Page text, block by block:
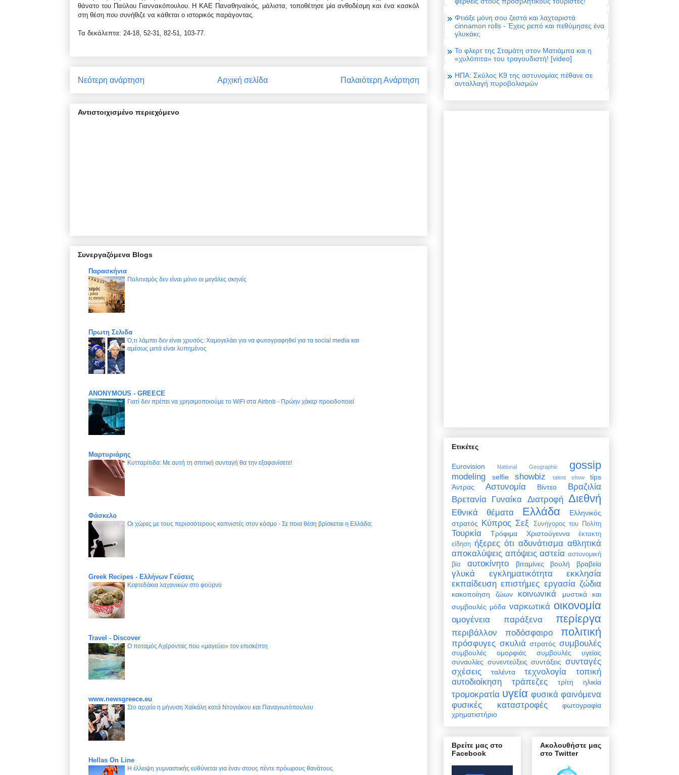
θάνατο του Παύλου Γιαννακόπουλου. Η ΚΑΕ Παναθηναϊκός, μάλιστα, τοποθέτησε μία ανθοδέσμη και ένα κασκόλ
στη θέση που συνήθιζε να κάθεται ο ιστορικός παράγοντας.
Τα δεκάλεπτα: 24-18, 52-31, 82-51, 103-77.
Νεότερη ανάρτηση Παλαιότερη Ανάρτηση
Αρχική σελίδα
Αντιστοιχισμένο περιεχόμενο
Συνεργαζόμενα Blogs
Παρασκήνια
Πολιτισμός δεν είναι μόνο οι μεγάλες σκηνές
Πρωτη Σελιδα
Ό,τι λάμπει δεν είναι χρυσός: Χαμογελάει για να φωτογραφηθεί για τα social media και
αμέσως μετά είναι λυπημένος
ANONYMOUS - GREECE
Γιατί δεν πρέπει να χρησιμοποιούμε το WiFi στα Airbnb - Πρώην χάκερ προειδοποιεί
Μαρτυριάρης
Κυτταρίτιδα: Με αυτή τη σπιτική συνταγή θα την εξαφανίσετε!
Φάσκελο
Οι χώρες με τους περισσότερους καπνιστές στον κόσμο - Σε ποια θέση βρίσκεται η Ελλάδα;
Greek Recipes - Ελλήνων Γεύσεις
Κεφτεδάκια λαχανικών στο φούρνο
Travel - Discover
Ο ποταμός Αχέροντας που «μαγεύει» τον επισκέπτη
www.newsgreece.eu
Στο αρχείο η μήνυση Χαϊκάλη κατά Ντογιάκου και Παναγιωτόπουλου
Hellas On Line
Η έλλειψη γυμναστικής ευθύνεται για έναν στους πέντε πρόωρους θανάτους
Φτιάξε μόνη σου ζεστά και λαχταριστά
cinnamon rolls - Έχεις ρεπό και πεθύμησες ένα
γλυκάκι;
Το φλερτ της Σταμάτη στον Ματιάμπα και η
«χυλόπιτα» του τραγουδιστή! [video]
ΗΠΑ: Σκύλος Κ9 της αστυνομίας πέθανε σε
ανταλλαγή πυροβολισμών
Ετικέτες
Eurovision National Geographic gossip
modeling selfie showbiz talent show
tips
Άντρας
Αστυνομία Βίντεο
Βραζιλία
Βρετανία Γυναίκα Διατροφή Διεθνή
Εθνικά θέματα Ελλάδα
Ελληνικός
στρατός Κύπρος Σεξ Συνήγορος του Πολίτη
Τουρκία Τρόφιμα Χριστούγεννα
έκτακτη
είδηση ήξερες ότι αδυνάτισμα αθλητικά
αποκαλύψεις απόψεις αστεία αστυνομική
βία
αυτοκίνητο βιταμίνες βουλή βραβεία
γλυκά εγκληματικότητα
εκκλησία
εκπαίδευση επιστήμες εργασία ζώδια
κακοποίηση ζώων κοινωνικά
μυστικά και
συμβουλές μόδα ναρκωτικά οικονομία
ομογένεια παράξενα περίεργα
περιβάλλον ποδόσφαιρο πολιτική
πρόσφυγες σκυλιά στρατός συμβουλές
συμβουλές ομορφιάς
συμβουλές υγείας
συναυλίες συνεντεύξεις συντάξεις συνταγές
σχέσεις
ταλέντα τεχνολογία
τοπική
αυτοδιοίκηση
τράπεζες τρίτη ηλικία
τρομοκρατία υγεία φυσικά φαινόμενα
φυσικές καταστροφές
φωτογραφία
χρηματιστήριο
Βρείτε μας στο
Facebook
Ακολουθήστε μας
στο Twitter